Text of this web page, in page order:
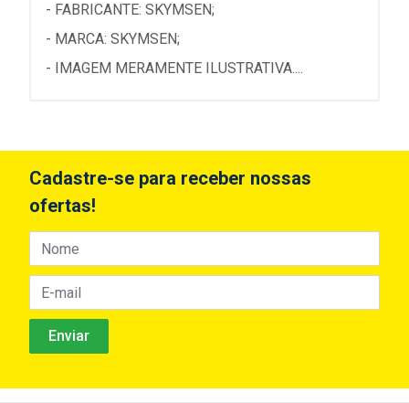
- FABRICANTE: SKYMSEN;
- MARCA: SKYMSEN;
- IMAGEM MERAMENTE ILUSTRATIVA....
Cadastre-se para receber nossas
ofertas!